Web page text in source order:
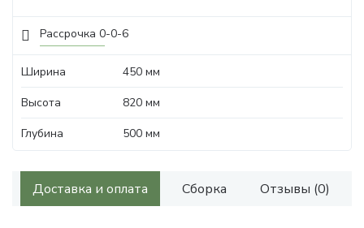
Рассрочка 0-0-6
Ширина
450 мм
Высота
820 мм
Глубина
500 мм
Доставка и оплата Сборка Отзывы (0)